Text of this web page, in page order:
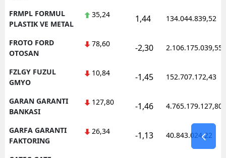
FRMPL FORMUL
PLASTIK VE METAL
35,24 1,44 134.044.839,52
FROTO FORD
OTOSAN
78,60 -2,30 2.106.175.039,55
FZLGY FUZUL
GMYO
10,84 -1,45 152.707.172,43
GARAN GARANTI
BANKASI
127,80 -1,46 4.765.179.127,80
GARFA GARANTI
FAKTORING
26,34 -1,13 40.843.024,22